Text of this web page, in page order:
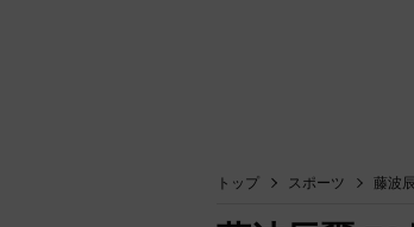
トップ スポーツ 藤波